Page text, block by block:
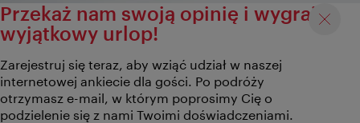
nawigacji
treści
Przekaż nam swoją opinię i wygraj
wyjątkowy urlop!
Zarejestruj się teraz, aby wziąć udział w naszej
internetowej ankiecie dla gości. Po podróży
otrzymasz e-mail, w którym poprosimy Cię o
podzielenie się z nami Twoimi doświadczeniami.